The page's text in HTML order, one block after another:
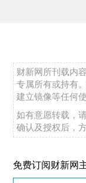
财新网所刊载内
专属所有或持有
建立镜像等任何使
如有意愿转载，
确认及授权后，
免费订阅财新网